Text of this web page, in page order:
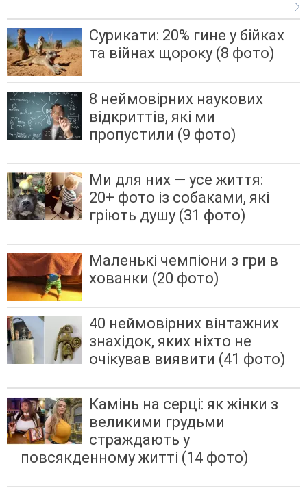
Сурикати: 20% гине у бійках
та війнах щороку (8 фото)
8 неймовірних наукових
відкриттів, які ми
пропустили (9 фото)
Ми для них — усе життя:
20+ фото із собаками, які
гріють душу (31 фото)
Маленькі чемпіони з гри в
хованки (20 фото)
40 неймовірних вінтажних
знахідок, яких ніхто не
очікував виявити (41 фото)
Камінь на серці: як жінки з
великими грудьми
страждають у
повсякденному житті (14 фото)